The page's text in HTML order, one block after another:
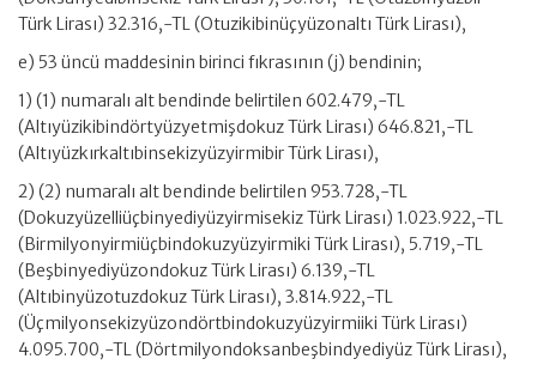
Türk Lirası) 32.316,-TL (Otuzikibinüçyüzonaltı Türk Lirası),
e) 53 üncü maddesinin birinci fıkrasının (j) bendinin;
1) (1) numaralı alt bendinde belirtilen 602.479,-TL
(Altıyüzikibindörtyüzyetmişdokuz Türk Lirası) 646.821,-TL
(Altıyüzkırkaltıbinsekizyüzyirmibir Türk Lirası),
2) (2) numaralı alt bendinde belirtilen 953.728,-TL
(Dokuzyüzelliüçbinyediyüzyirmisekiz Türk Lirası) 1.023.922,-TL
(Birmilyonyirmiüçbindokuzyüzyirmiki Türk Lirası), 5.719,-TL
(Beşbinyediyüzondokuz Türk Lirası) 6.139,-TL
(Altıbinyüzotuzdokuz Türk Lirası), 3.814.922,-TL
(Üçmilyonsekizyüzondörtbindokuzyüzyirmiiki Türk Lirası)
4.095.700,-TL (Dörtmilyondoksanbeşbindyediyüz Türk Lirası),